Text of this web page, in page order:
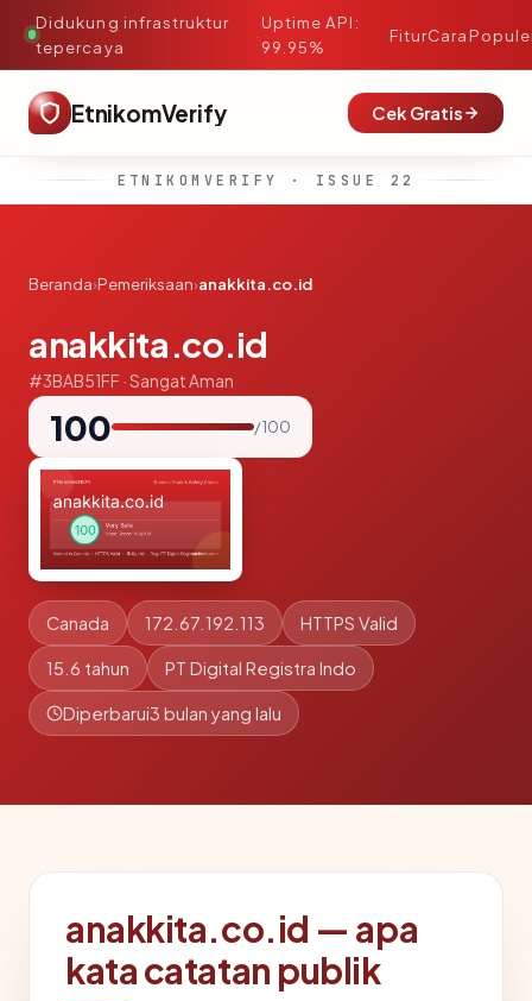
Didukung infrastruktur
tepercaya
·
Uptime API:
99.95%
FiturCara
EtnikomVerify Cek Gratis
ETNIKOMVERIFY · ISSUE 22
Beranda›Pemeriksaan›anakkita.co.id
anakkita.co.id
#3BAB51FF · Sangat Aman
100 / 100
Canada 172.67.192.113 HTTPS Valid
15.6 tahun PT Digital Registra Indo
Diperbarui3 bulan yang lalu
anakkita.co.id — apa
kata catatan publik